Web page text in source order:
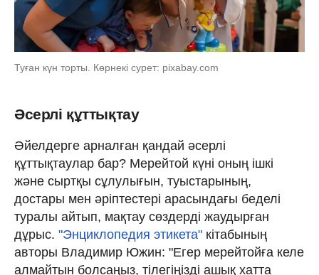
Туған күн торты. Көрнекі сурет: pixabay.com
Әсерлі құттықтау
Әйелдерге арналған қандай әсерлі
құттықтаулар бар? Мерейтой күні оның ішкі
және сыртқы сұлулығын, туыстарының,
достары мен әріптестері арасындағы беделі
туралы айтып, мақтау сөздерді жаудырған
дұрыс. "Энциклопедия этикета" кітабының
авторы Владимир Южин: "Егер мерейтойға келе
алмайтын болсаңыз, тілегіңізді ашық хатта